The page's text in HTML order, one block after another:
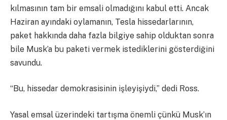
kılmasının tam bir emsali olmadığını kabul etti. Ancak
Haziran ayındaki oylamanın, Tesla hissedarlarının,
paket hakkında daha fazla bilgiye sahip olduktan sonra
bile Musk’a bu paketi vermek istediklerini gösterdiğini
savundu.
“Bu, hissedar demokrasisinin işleyişiydi,” dedi Ross.
Yasal emsal üzerindeki tartışma önemli çünkü Musk’ın